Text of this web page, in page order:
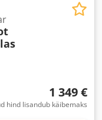
1 349 €
hind lisandub käibemaks